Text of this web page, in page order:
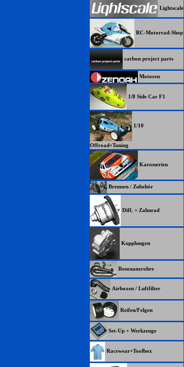
Lightscale
RC-Motorrad-Shop
carbon project parts
Motoren
1/8 Side Car F1
1/10
Offroad+Tuning
Karosserien
Bremsen / Zubehör
Diff. + Zahnrad
Kupplungen
Resonanzrohre
Airboxen / Luftfilter
Reifen/Felgen
Set-Up + Werkzeuge
Racewear+Toolbox